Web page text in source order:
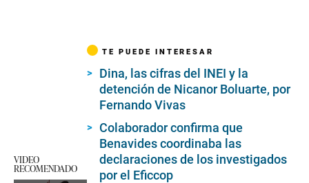
VIDEO
RECOMENDADO
TE PUEDE INTERESAR
Dina, las cifras del INEI y la
detención de Nicanor Boluarte, por
Fernando Vivas
Colaborador confirma que
Benavides coordinaba las
declaraciones de los investigados
por el Eficcop